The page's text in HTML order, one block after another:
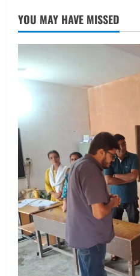
2
तीलू रौतेली
चयन : रेखा
August 6,
मिस
August 5,
4
एमआईटी
बीएसबीआई
को मिलेंगे
August 5,
STATES
महाराज की
शिष्टाचार
गतिविधियों
YOU MAY HAVE MISSED